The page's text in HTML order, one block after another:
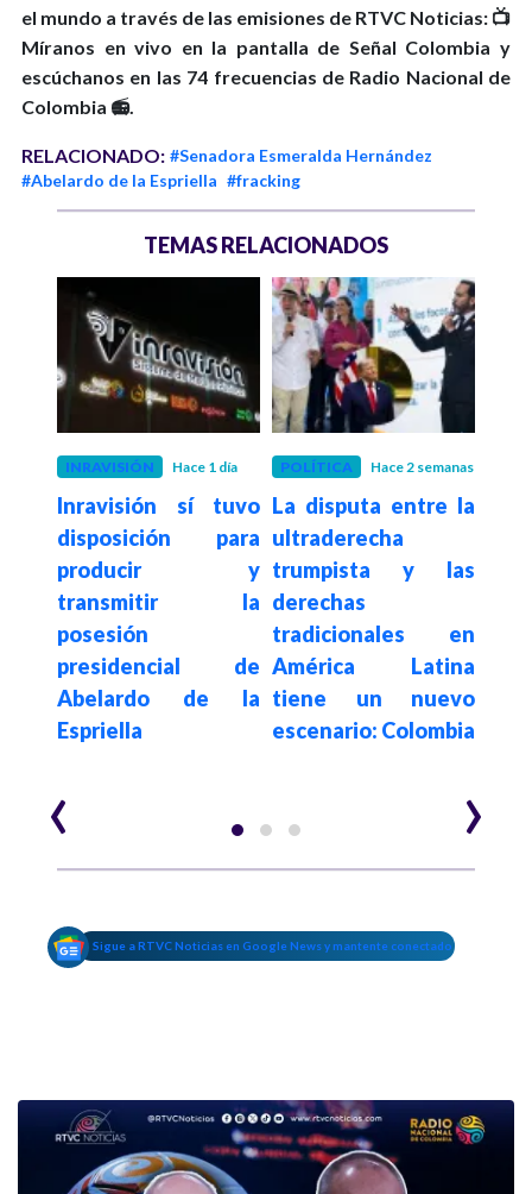
el mundo a través de las emisiones de RTVC Noticias: 📺
Míranos en vivo en la pantalla de Señal Colombia y
escúchanos en las 74 frecuencias de Radio Nacional de
Colombia 📻.
RELACIONADO: #Senadora Esmeralda Hernández
#Abelardo de la Espriella #fracking
TEMAS RELACIONADOS
INRAVISIÓN Hace 1 día
Inravisión sí tuvo
disposición para
producir y
transmitir la
posesión
presidencial de
Abelardo de la
Espriella
POLÍTICA Hace 2 semanas
La disputa entre la
ultraderecha
trumpista y las
derechas
tradicionales en
América Latina
tiene un nuevo
escenario: Colombia
‹ ›
Sigue a RTVC Noticias en Google News y mantente conectado